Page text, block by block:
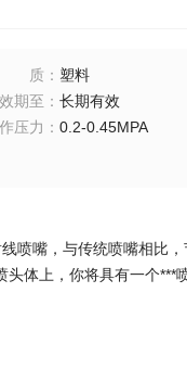
质 ： 塑料
期至 ： 长期有效
压力 ： 0.2-0.45MPA
喷嘴，与传统喷嘴相比
体上，你将具有一个***